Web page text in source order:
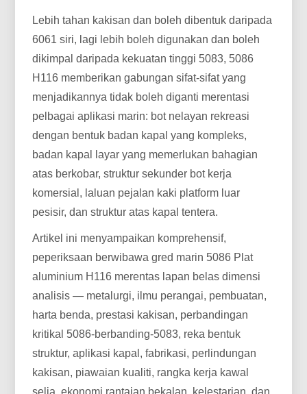
Lebih tahan kakisan dan boleh dibentuk daripada
6061 siri, lagi lebih boleh digunakan dan boleh
dikimpal daripada kekuatan tinggi 5083, 5086
H116 memberikan gabungan sifat-sifat yang
menjadikannya tidak boleh diganti merentasi
pelbagai aplikasi marin: bot nelayan rekreasi
dengan bentuk badan kapal yang kompleks,
badan kapal layar yang memerlukan bahagian
atas berkobar, struktur sekunder bot kerja
komersial, laluan pejalan kaki platform luar
pesisir, dan struktur atas kapal tentera.
Artikel ini menyampaikan komprehensif,
peperiksaan berwibawa gred marin 5086 Plat
aluminium H116 merentas lapan belas dimensi
analisis — metalurgi, ilmu perangai, pembuatan,
harta benda, prestasi kakisan, perbandingan
kritikal 5086-berbanding-5083, reka bentuk
struktur, aplikasi kapal, fabrikasi, perlindungan
kakisan, piawaian kualiti, rangka kerja kawal
selia, ekonomi rantaian bekalan, kelestarian, dan